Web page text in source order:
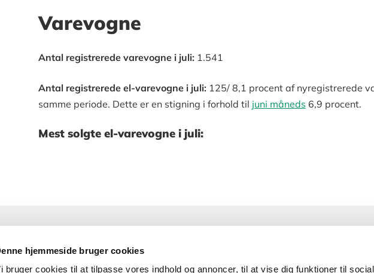
hjemmeside bruger cookies
bruger cookies til at tilpasse vores indhold og annoncer, til at vise dig funktioner til
Varevogne
Antal registrerede varevogne i juli: 1.541
Antal registrerede el-varevogne i juli: 125/ 8,1 procent af nyregistrerede
samme periode. Dette er en stigning i forhold til juni måneds 6,9 procent.
Mest solgte el-varevogne i juli: